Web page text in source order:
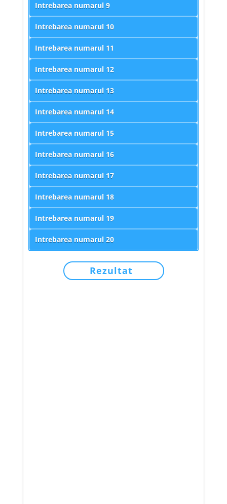
Intrebarea numarul9
Intrebarea numarul10
Intrebarea numarul11
Intrebarea numarul12
Intrebarea numarul13
Intrebarea numarul14
Intrebarea numarul15
Intrebarea numarul16
Intrebarea numarul17
Intrebarea numarul18
Intrebarea numarul19
Intrebarea numarul20
Rezultat